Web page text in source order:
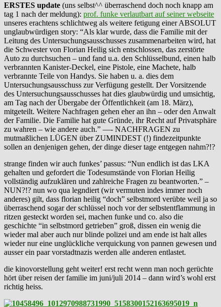
ERSTES update (uns selbst^^ überraschend doch noch knapp am
tag 1 nach der meldung): prof. funke verlautbart auf seiner webseite
unseres erachtens schlichtweg als weitere fetigung einer ABSOLUT
unglaubwürdigen story: “Als klar wurde, dass die Familie mit der
Leitung des Untersuchungsausschusses zusammenarbeiten wird, hat
die Schwester von Florian Heilig sich entschlossen, das zerstörte
Auto zu durchsuchen – und fand u.a. den Schlüsselbund, einen halb
verbrannten Kanister-Deckel, eine Pistole, eine Machete, halb
verbrannte Teile von Handys. Sie haben u. a. dies dem
Untersuchungsausschuss zur Verfügung gestellt. Der Vorsitzende
des Untersuchungsausschusses hat dies glaubwürdig und umsichtig,
am Tag nach der Übergabe der Öffentlichkeit (am 18. März),
mitgeteilt. Weitere Nachfragen gehen eher an ihn – oder den Anwalt
der Familie. Die Familie hat gute Gründe, ihr Recht auf Privatsphäre
zu wahren – wie andere auch.” —- NACHFRAGEN zu
mutmaßlichen LÜGEN über ZUMINDEST (!) findezeitpunkte
sollen an denjenigen gehen, der dinge dieser tage entgegen nahm?!?
strange finden wir auch funkes’ passus: “Nun endlich ist das LKA
gehalten und gefordert die Todesumstände von Florian Heilig
vollständig aufzuklären und zahlreiche Fragen zu beantworten.” –
NUN?!? nun wo qua legndiert (wir vermuten indes immer noch
anderes) gilt, dass florian heilig “doch” selbstmord verübte weil ja so
überraschend sogar der schlüssel noch vor der selbstentflammung in
ritzen gesteckt worden sei, machen funke und co. also die
geschichte “in selbstmord getrieben” groß, dissen ein wenig die
wieder mal aber auch nur blinde polizei und am ende ist halt alles
wieder nur eine unglückliche verquickung von pannen gewesen und
ausser ein paar vorstadtnazis werden alle anderen entlastet.
die kinovorstellung geht weiter! erst recht wenn man noch gerüchte
hört über reisen der familie im juni/juli 2014 – dann wird’s wohl erst
richtig heiss.